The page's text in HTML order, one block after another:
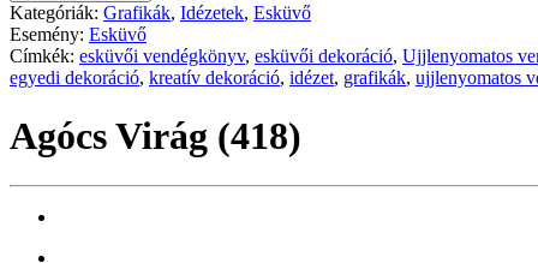
Kategóriák: Grafikák, Idézetek, Esküvő
Esemény: Esküvő
Címkék: esküvői vendégkönyv, esküvői dekoráció, Ujjlenyomatos
egyedi dekoráció, kreatív dekoráció, idézet, grafikák, ujjlenyomatos
Agócs Virág (418)